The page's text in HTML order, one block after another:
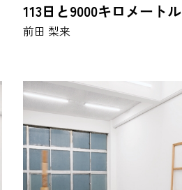
113日と9000キロメートル
前田 梨来